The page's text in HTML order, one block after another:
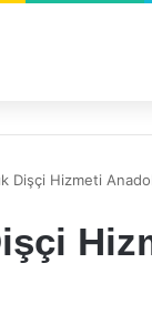
Dişçi Hizmeti